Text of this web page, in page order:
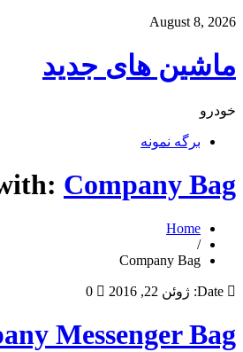
August 8, 2026
ماشین های جدید
خودرو
برگه نمونه
Company Bag
Home
/
Company Bag
Date: ژوئن 22, 2016 0
Messenger Bag